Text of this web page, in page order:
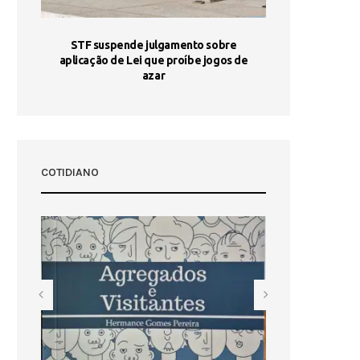
STF suspende julgamento sobre
aplicação de Lei que proíbe jogos de
azar
COTIDIANO